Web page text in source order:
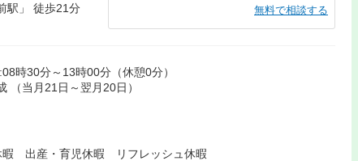
駅」 徒歩21分
無料で相談する
時30分～13時00分（休憩0分）
（当月21日～翌月20日）
出産・育児休暇 リフレッシュ休暇